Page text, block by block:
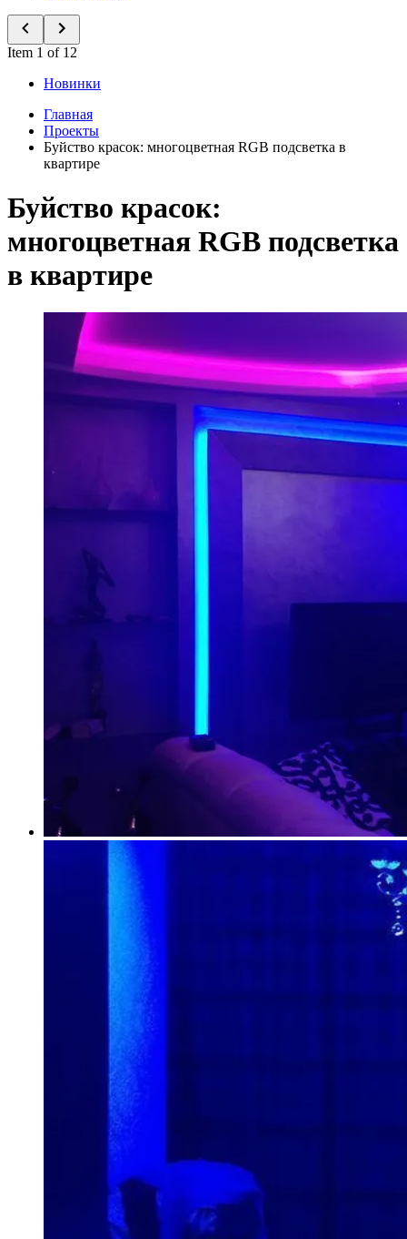
Item 1 of 12
Новинки
Главная
Проекты
Буйство красок: многоцветная RGB подсветка в
квартире
Буйство красок:
многоцветная RGB подсветка
в квартире